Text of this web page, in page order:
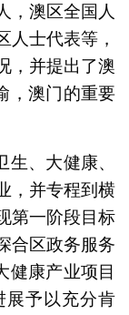
，澳区全国人
人士代表等，
，并提出了澳
，澳门的重要
、大健康、
，并专程到横
第一阶段目标
合区政务服务
健康产业项目
展予以充分肯